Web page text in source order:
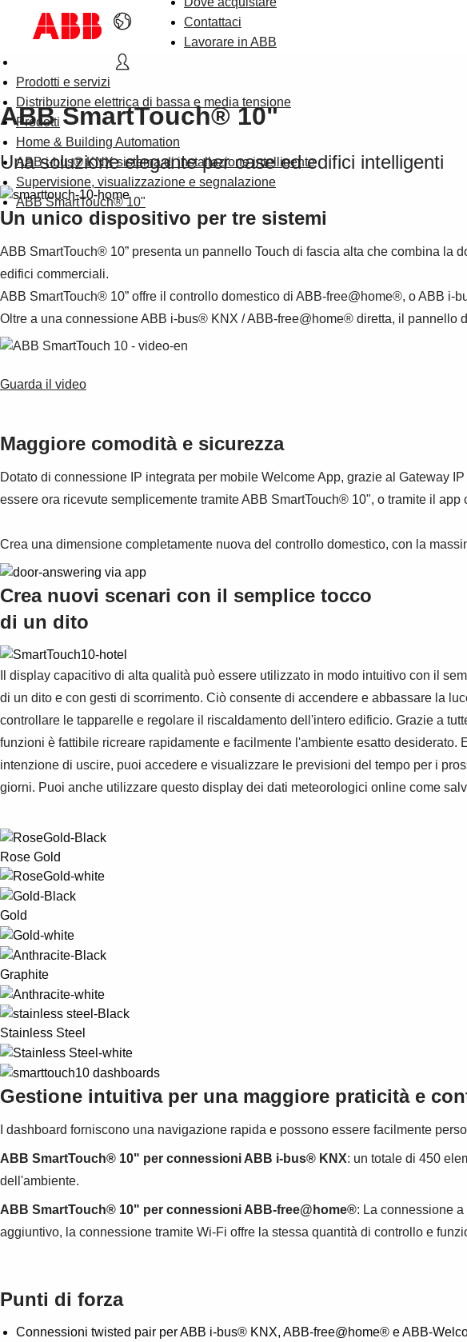
Contattaci
Lavorare in ABB
Prodotti e servizi
Distribuzione elettrica di bassa e media tensione
Prodotti
Home & Building Automation
ABB i-bus® KNX sistema di installazione intelligente
Supervisione, visualizzazione e segnalazione
ABB SmartTouch® 10"
ABB SmartTouch® 10"
Una soluzione elegante per case ed edifici intelligenti
Un unico dispositivo per tre sistemi
ABB SmartTouch® 10” presenta un pannello Touch di fascia alta che combina
edifici commerciali.
ABB SmartTouch® 10” offre il controllo domestico di ABB-free@home®, o ABB
Oltre a una connessione ABB i-bus® KNX / ABB-free@home® diretta, il
Guarda il video
Maggiore comodità e sicurezza
Dotato di connessione IP integrata per mobile Welcome App, grazie al Gateway
essere ora ricevute semplicemente tramite ABB SmartTouch® 10", o tramite il app
Crea una dimensione completamente nuova del controllo domestico, con la
Crea nuovi scenari con il semplice tocco
di un dito
Il display capacitivo di alta qualità può essere utilizzato in modo intuitivo con il
di un dito e con gesti di scorrimento. Ciò consente di accendere e abbassare la
controllare le tapparelle e regolare il riscaldamento dell'intero edificio. Grazie a
funzioni è fattibile ricreare rapidamente e facilmente l'ambiente esatto desiderato.
intenzione di uscire, puoi accedere e visualizzare le previsioni del tempo per i
giorni. Puoi anche utilizzare questo display dei dati meteorologici online come
Rose Gold
Gold
Graphite
Stainless Steel
Gestione intuitiva per una maggiore praticità e
I dashboard forniscono una navigazione rapida e possono essere facilmente
ABB SmartTouch® 10" per connessioni ABB i-bus® KNX: un totale di 450
dell'ambiente.
ABB SmartTouch® 10" per connessioni ABB-free@home®: La connessione
aggiuntivo, la connessione tramite Wi-Fi offre la stessa quantità di controllo e
Punti di forza
Connessioni twisted pair per ABB i-bus® KNX, ABB-free@home® e ABB-